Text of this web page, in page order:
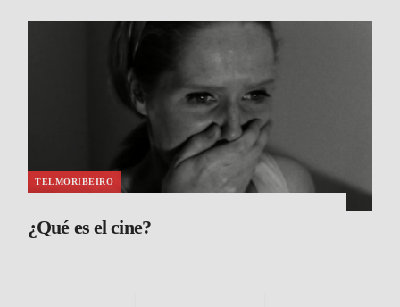
TELMORIBEIRO
¿Qué es el cine?